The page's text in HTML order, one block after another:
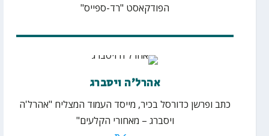
הפודקאסט "רד-ספייס"
אהרל'ה ויסברג
כתב ופרשן כדורסל בכיר, מייסד העמוד המצליח "אהרל'ה
ויסברג – מאחורי הקלעים"